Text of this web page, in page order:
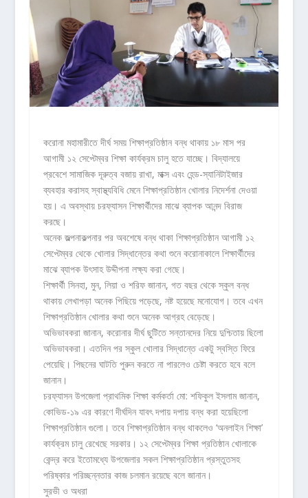
করোনা মহামারীতে দীর্ঘ সময় শিক্ষাপ্রতিষ্ঠান বন্ধ থাকায় ১৮ মাস পর
আগামী ১২ সেপ্টেম্বর শিক্ষা কার্যক্রম চালু হতে যাচ্ছে। বিদ্যালয়ে
প্রবেশে সামাজিক দূরুত্ব বজায় রাখা, মাক্স এবং হেন্ড-স্যানিটাইজার
ব্যবহার করাসহ স্বাস্থ্যবিধি মেনে শিক্ষাপ্রতিষ্ঠান খোলার নিদের্শনা দেওয়া
হয়। এ অবস্থায় চরফ্যাসন শিক্ষার্থীদের মাঝে ব্যাপক আনন্দ বিরাজ
করছে।
অনেক জল্পনাকল্পনার পর অবশেষে বন্ধ থাকা শিক্ষাপ্রতিষ্ঠান আগামী ১২
সেপ্টেম্বর থেকে খোলার সিদ্ধান্তের কথা শুনে করোনাকালে শিক্ষার্থীদের
মাঝে ব্যাপক উৎসাহ উদ্দীপনা লক্ষ্য করা গেছে।
শিক্ষার্থী সিনহা, মুন, লিয়া ও শরিফ জানান, গত বছর থেকে স্কুল বন্ধ
থাকায় লেখাপড়া অনেক পিছিয়ে পড়েছে, নষ্ট হয়েছে মনোযোগ। তবে এখন
শিক্ষাপ্রতিষ্ঠান খোলার কথা শুনে অনেক আগ্রহ বেড়েছে।
অভিভাবকরা জানান, করোনার দীর্ঘ ছুটিতে সন্তানদের নিয়ে দুশ্চিতায় ছিলো
অভিভাবকরা। এতদিন পর স্কুল খোলার সিদ্ধান্তে একটু স্বস্তি ফিরে
পেয়েছি। পিছনের ঘাটতি পুরুন করতে না পারলেও চেষ্টা করতে হবে বলে
জানান।
চরফ্যাসন উপজেলা প্রাথমিক শিক্ষা কর্মকর্তা মো: শফিকুল ইসলাম জানান,
কোভিড-১৯ এর কারণে দীর্ঘদিন যাবৎ দপায় দপায় বন্ধ করা হয়েছিলো
শিক্ষাপ্রতিষ্ঠান গুলো। তবে শিক্ষাপ্রতিষ্ঠান বন্ধ থাকলেও ‘অনলাইন শিক্ষা’
কার্যক্রম চালু রেখেছে সরকার। ১২ সেপ্টেম্বর শিক্ষা প্রতিষ্ঠান খোলাকে
কেন্দ্র করে ইতোমধ্যে উপজেলার সকল শিক্ষাপ্রতিষ্ঠান প্রস্তুতসহ
পরিষ্কার পরিচ্ছন্নতার কাজ চলমান রয়েছে বলে জানান।
সুরভী ও অধরা